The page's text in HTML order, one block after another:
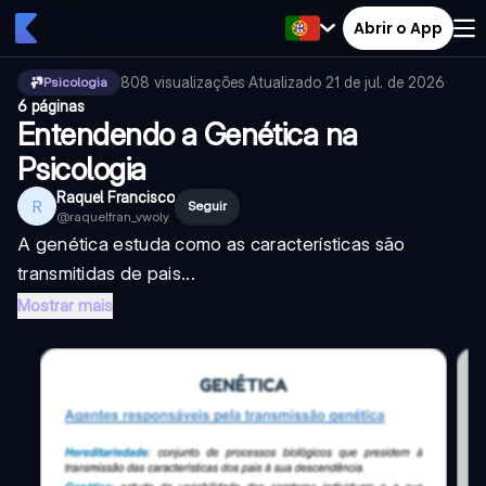
Abrir o App
Psicologia 808 visualizações·Atualizado 21 de jul. de 2026·
6 páginas
Entendendo a Genética na
Psicologia
R Raquel Francisco
@raquelfran_vwoly
Seguir
A genética estuda como as características são
transmitidas de pais...
Mostrar mais